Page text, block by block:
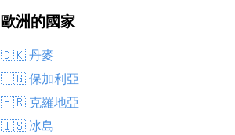
歐洲的國家
🇩🇰 丹麥
🇧🇬 保加利亞
🇭🇷 克羅地亞
🇮🇸 冰島